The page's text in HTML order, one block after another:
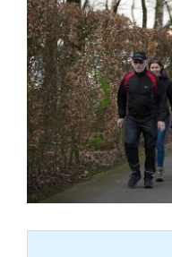
Deel deze pagina